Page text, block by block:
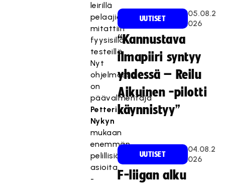
leirillä
pelaajia
mitattiin
fyysisillä
testeillä.
Nyt
ohjelmassa
on
päävalmentaja
Petteri
Nykyn
mukaan
enemmän
pelillisiä
asioita.
-
UUTISET
05.08.2
026
“Kannustava
ilmapiiri syntyy
yhdessä – Reilu
Aikuinen -pilotti
käynnistyy”
UUTISET
04.08.2
026
F-liigan alku